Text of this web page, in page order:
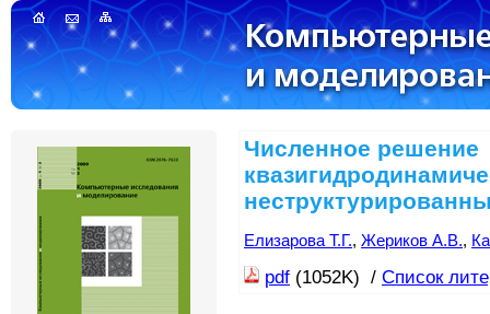
Численное решение
Елизарова Т.Г., Жериков А.В.,
pdf (1052K) / Список